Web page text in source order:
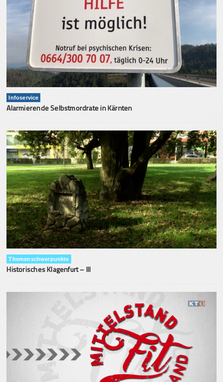
Infoservice
Alarmierende Selbstmordrate in Kärnten
Themenschwerpunkte
Historisches Klagenfurt – III